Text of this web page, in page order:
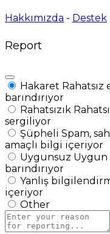
Hakkımızda - Destek
Report
Hakaret Rahatsız
barındırıyor
Rahatsızık
sergiliyor
Şüpheli Spam,
amaçlı bilgi içeriyor
Uygunsuz Uygun
barındırıyor
Yanlış
içeriyor
Other
Report
note